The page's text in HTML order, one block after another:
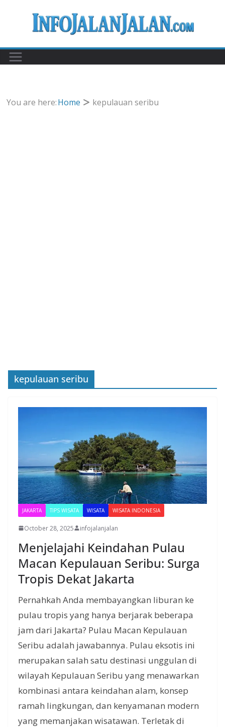
You are here:Home kepulauan seribu
kepulauan seribu
JAKARTA TIPS WISATA WISATA WISATA INDONESIA
October 28, 2025 infojalanjalan
Menjelajahi Keindahan Pulau
Macan Kepulauan Seribu: Surga
Tropis Dekat Jakarta
Pernahkah Anda membayangkan liburan ke
pulau tropis yang hanya berjarak beberapa
jam dari Jakarta? Pulau Macan Kepulauan
Seribu adalah jawabannya. Pulau eksotis ini
merupakan salah satu destinasi unggulan di
wilayah Kepulauan Seribu yang menawarkan
kombinasi antara keindahan alam, konsep
ramah lingkungan, dan kenyamanan modern
yang memanjakan wisatawan. Terletak di